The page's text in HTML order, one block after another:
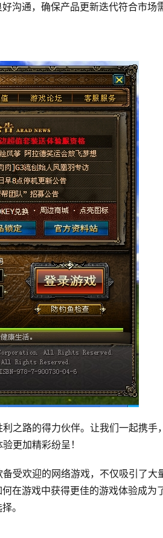
沟通，确保产品更新迭代符合市场
之路的得力伙伴。让我们一起携手
更加精彩纷呈！
受欢迎的网络游戏，不仅吸引了大
在游戏中获得更佳的游戏体验成为
。